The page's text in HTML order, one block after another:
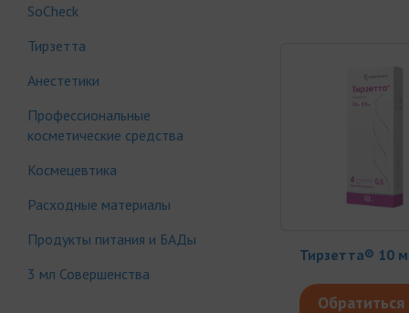
SoCheck
Тирзетта
Анестетики
Профессиональные
косметические средства
Космецевтика
Расходные материалы
Продукты питания и БАДы
3 мл Совершенства
Тирзетта® 10
Обратиться